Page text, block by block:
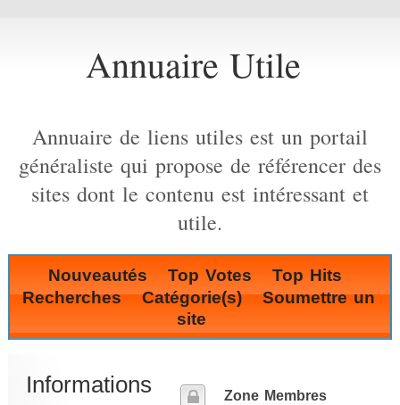
Annuaire Utile
Annuaire de liens utiles est un portail
généraliste qui propose de référencer des
sites dont le contenu est intéressant et
utile.
Nouveautés Top Votes
Top Hits
Recherches
Catégorie(s)
Soumettre un
site
Informations Zone Membres